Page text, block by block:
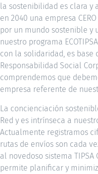
la sostenibilidad es clara y
en 2040 una empresa
por un mundo sostenible y
nuestro programa
con la solidaridad, es base
Responsabilidad Social
comprendemos que
empresa referente de
La concienciación
Red y es intrínseca a
Actualmente registramos
rutas de envíos son cada
al novedoso sistema TIPSA
permite planificar y